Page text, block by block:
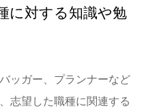
対する知識や勉
ッガー、プランナーなど
志望した職種に関連する